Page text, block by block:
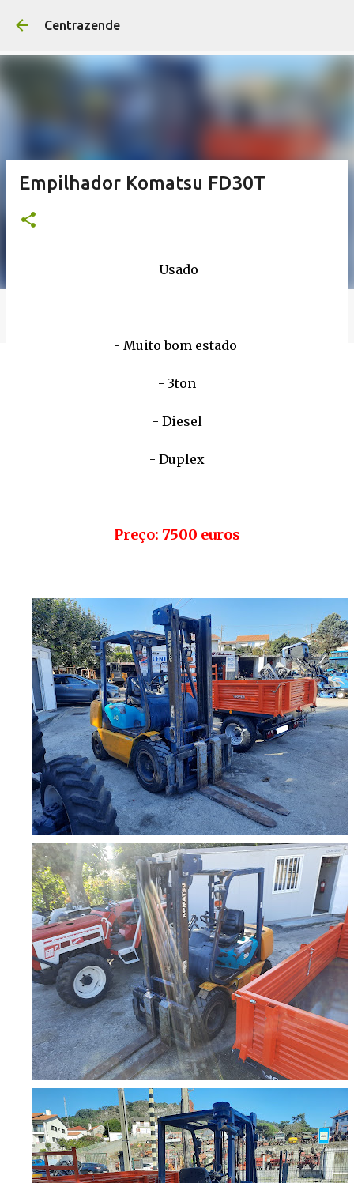
Centrazende
Empilhador Komatsu FD30T
Usado
- Muito bom estado
- 3ton
- Diesel
- Duplex
Preço: 7500 euros